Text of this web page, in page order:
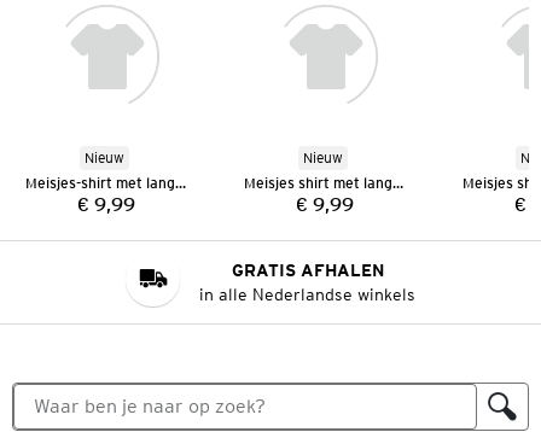
Nieuw
Meisjes-shirt met lange mouwen
Prijs:
€ 9,99
Nieuw
Meisjes shirt met lange mouwen
Prijs:
€ 9,99 €
GRATIS AFHALEN
in alle Nederlandse winkels